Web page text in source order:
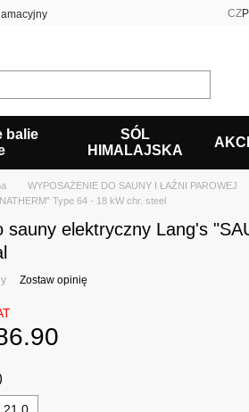
CZ
balie
SÓL
HIMALAJSKA
WYPOSAŻENIE DO SAUNY I ŁAŹNI PAROWEJ
Type 64 - 18 kW chr. steel
sauny elektryczny Lang's
Zostaw opinię